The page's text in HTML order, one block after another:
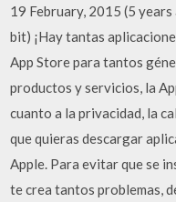
19 February, 2015 (5
bit) ¡Hay tantas
App Store para tantos
productos y servicios, la
cuanto a la privacidad, la
que quieras descargar
Apple. Para evitar que se
te crea tantos problemas,